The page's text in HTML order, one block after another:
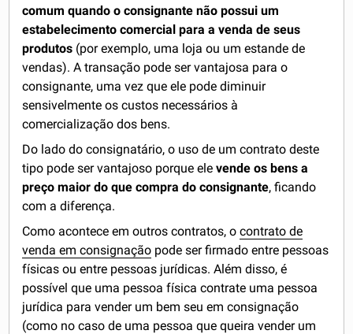
comum quando o consignante não possui um
estabelecimento comercial para a venda de seus
produtos (por exemplo, uma loja ou um estande de
vendas). A transação pode ser vantajosa para o
consignante, uma vez que ele pode diminuir
sensivelmente os custos necessários à
comercialização dos bens.
Do lado do consignatário, o uso de um contrato deste
tipo pode ser vantajoso porque elevende os bens a
preço maior do que compra do consignante, ficando
com a diferença.
Como acontece em outros contratos, ocontrato de
venda em consignação pode ser firmado entre pessoas
físicas ou entre pessoas jurídicas. Além disso, é
possível que uma pessoa física contrate uma pessoa
jurídica para vender um bem seu em consignação
(como no caso de uma pessoa que queira vender um